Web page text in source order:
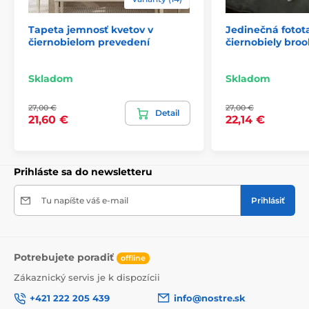
Pri tapetách s výškou 270 cm sa motív prispôsobuje
kliknutí na konkrétny rozmer na stránke si môžete
pozrieť presný náhľad. Každá tapeta sa skladá z pásov
245x270(5 pásov), 294x270
Tapeta jemnosť kvetov v
čiernobielom prevedení
Skladom
27,00 €
21,60 €
Detail
Jedinečná
čiernobiely
Skladom
27,00 €
22,14 €
Prihláste sa do newsletteru
Tu napíšte váš e-mail Prihlásiť
Potrebujete poradiť offline
Zákaznický servis je k dispozícii
+421 222 205 439
info@nostre.sk